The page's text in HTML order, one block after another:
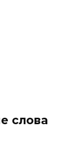
слова